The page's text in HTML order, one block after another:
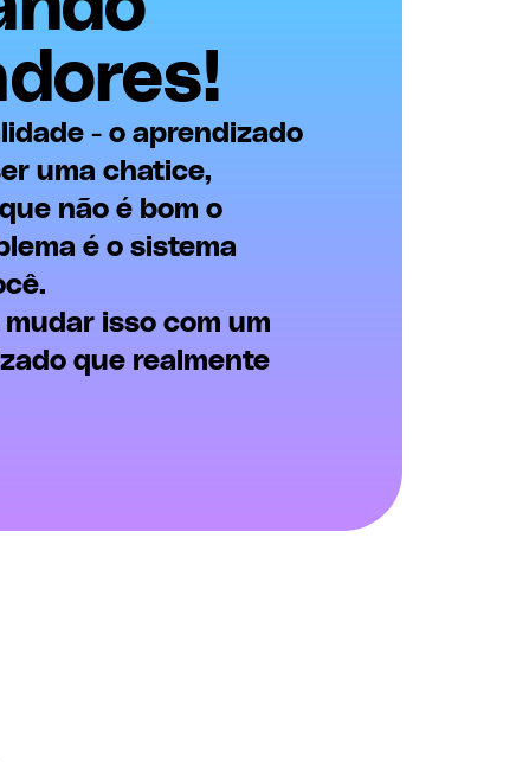
- o aprendizado
uma chatice,
não é bom o
é o sistema
isso com um
que realmente